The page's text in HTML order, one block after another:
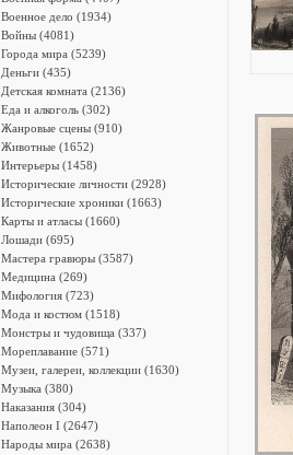
Военное дело (1934)
Войны (4081)
Города мира (5239)
Деньги (435)
Детская комната (2136)
Еда и алкоголь (302)
Жанровые сцены (910)
Животные (1652)
Интерьеры (1458)
Исторические личности (2928)
Исторические хроники (1663)
Карты и атласы (1660)
Лошади (695)
Мастера гравюры (3587)
Медицина (269)
Мифология (723)
Мода и костюм (1518)
Монстры и чудовища (337)
Мореплавание (571)
Музеи, галереи, коллекции (1630)
Музыка (380)
Наказания (304)
Наполеон I (2647)
Народы мира (2638)